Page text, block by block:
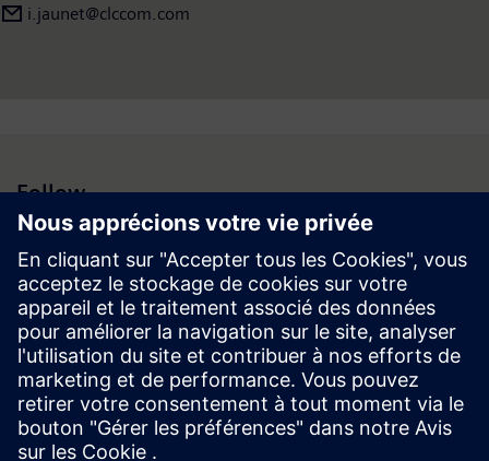
i.jaunet@clccom.com
Follow
Espace médias | Entreprise | Siemens
© Siemens 1996 – 2026
Information corporate
Vie privée